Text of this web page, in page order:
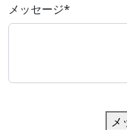
メッセージ*
メ